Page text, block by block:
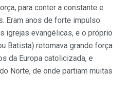
para conter a constante e
Eram anos de forte impulso
igrejas evangélicas, e o próprio
Batista) retomava grande força
da Europa catolicizada, e
Norte, de onde partiam muitas